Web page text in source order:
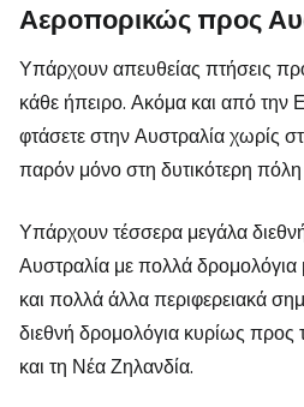
Αεροπορικώς προς
Υπάρχουν απευθείας πτήσεις
κάθε ήπειρο. Ακόμα και από την
φτάσετε στην Αυστραλία χωρίς
παρόν μόνο στη δυτικότερη
Υπάρχουν τέσσερα μεγάλα
Αυστραλία με πολλά
και πολλά άλλα περιφερειακά
διεθνή δρομολόγια κυρίως προς
και τη Νέα Ζηλανδία.